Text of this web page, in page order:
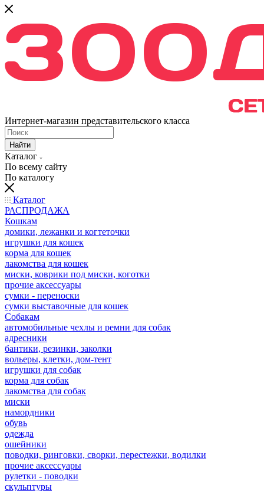
Интернет-магазин представительского класса
Найти
Каталог
По всему сайту
По каталогу
Каталог
РАСПРОДАЖА
Кошкам
домики, лежанки и когтеточки
игрушки для кошек
корма для кошек
лакомства для кошек
миски, коврики под миски, коготки
прочие аксессуары
сумки - переноски
сумки выставочные для кошек
Собакам
автомобильные чехлы и ремни для собак
адресники
бантики, резинки, заколки
вольеры, клетки, дом-тент
игрушки для собак
корма для собак
лакомства для собак
миски
намордники
обувь
одежда
ошейники
поводки, ринговки, сворки, перестежки, водилки
прочие аксессуары
рулетки - поводки
скульптуры